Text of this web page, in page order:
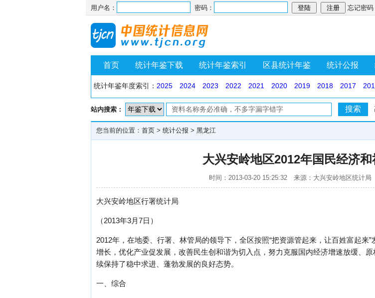
用户名： 密码： 忘记密码
首页 统计年鉴下载 统计年鉴索引 区县统计年鉴 统计公报
统计年鉴年度索引： 2025 2024 2023 2022 2021 2020 2019 2018 2017
站内搜索：
您当前的位置： 首页 > 统计公报 > 黑龙江
大兴安岭地区2012年国民经济
时间：2013-03-20 15:25:32 来源：大兴安岭地区统计
大兴安岭地区行署统计局
（2013年3月7日）
2012年，在地委、行署、林管局的领导下，全区按照“把资源管起来，让百姓富起
增长，优化产业促发展，改善民生创和谐为切入点，努力克服国内经济增速放缓、
续保持了稳中求进、蓬勃发展的良好态势。
一、综合